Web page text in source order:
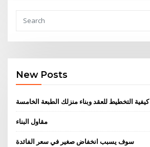
New Posts
كيفية التخطيط للعقد وبناء منزلك الطبعة الخامسة
مقاول البناء
سوف يسبب انخفاض صغير في سعر الفائدة